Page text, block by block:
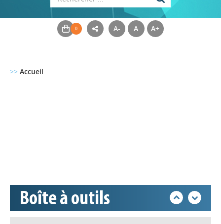
A- A A+
>> Accueil
Boîte à outils
Base documentaire